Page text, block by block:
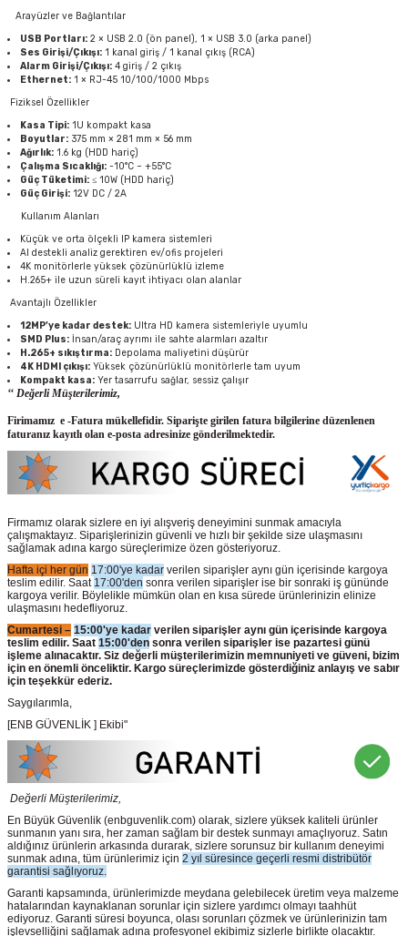
Arayüzler ve Bağlantılar
USB Portları: 2 × USB 2.0 (ön panel), 1 × USB 3.0 (arka panel)
Ses Girişi/Çıkışı: 1 kanal giriş / 1 kanal çıkış (RCA)
Alarm Girişi/Çıkışı: 4 giriş / 2 çıkış
Ethernet: 1 × RJ-45 10/100/1000 Mbps
Fiziksel Özellikler
Kasa Tipi: 1U kompakt kasa
Boyutlar: 375 mm × 281 mm × 56 mm
Ağırlık: 1.6 kg (HDD hariç)
Çalışma Sıcaklığı: -10°C ~ +55°C
Güç Tüketimi: ≤ 10W (HDD hariç)
Güç Girişi: 12V DC / 2A
Kullanım Alanları
Küçük ve orta ölçekli IP kamera sistemleri
AI destekli analiz gerektiren ev/ofis projeleri
4K monitörlerle yüksek çözünürlüklü izleme
H.265+ ile uzun süreli kayıt ihtiyacı olan alanlar
Avantajlı Özellikler
12MP’ye kadar destek: Ultra HD kamera sistemleriyle uyumlu
SMD Plus: İnsan/araç ayrımı ile sahte alarmları azaltır
H.265+ sıkıştırma: Depolama maliyetini düşürür
4K HDMI çıkışı: Yüksek çözünürlüklü monitörlerle tam uyum
Kompakt kasa: Yer tasarrufu sağlar, sessiz çalışır
‘‘ Değerli Müşterilerimiz,
Firimamız e -Fatura mükellefidir. Siparişte girilen fatura bilgilerine düzenlenen
faturanız kayıtlı olan e-posta adresinize gönderilmektedir.
Firmamız olarak sizlere en iyi alışveriş deneyimini sunmak amacıyla
çalışmaktayız. Siparişlerinizin güvenli ve hızlı bir şekilde size ulaşmasını
sağlamak adına kargo süreçlerimize özen gösteriyoruz.
Hafta içi her gün 17:00'ye kadar verilen siparişler aynı gün içerisinde kargoya
teslim edilir. Saat 17:00'den sonra verilen siparişler ise bir sonraki iş gününde
kargoya verilir. Böylelikle mümkün olan en kısa sürede ürünlerinizin elinize
ulaşmasını hedefliyoruz.
Cumartesi – 15:00'ye kadar verilen siparişler aynı gün içerisinde kargoya
teslim edilir. Saat 15:00'den sonra verilen siparişler ise pazartesi günü
işleme alınacaktır. Siz değerli müşterilerimizin memnuniyeti ve güveni, bizim
için en önemli önceliktir. Kargo süreçlerimizde gösterdiğiniz anlayış ve sabır
için teşekkür ederiz.
Saygılarımla,
[ENB GÜVENLİK ] Ekibi"
Değerli Müşterilerimiz,
En Büyük Güvenlik (enbguvenlik.com) olarak, sizlere yüksek kaliteli ürünler
sunmanın yanı sıra, her zaman sağlam bir destek sunmayı amaçlıyoruz. Satın
aldığınız ürünlerin arkasında durarak, sizlere sorunsuz bir kullanım deneyimi
sunmak adına, tüm ürünlerimiz için 2 yıl süresince geçerli resmi distribütör
garantisi sağlıyoruz.
Garanti kapsamında, ürünlerimizde meydana gelebilecek üretim veya malzeme
hatalarından kaynaklanan sorunlar için sizlere yardımcı olmayı taahhüt
ediyoruz. Garanti süresi boyunca, olası sorunları çözmek ve ürünlerinizin tam
işlevselliğini sağlamak adına profesyonel ekibimiz sizlerle birlikte olacaktır.